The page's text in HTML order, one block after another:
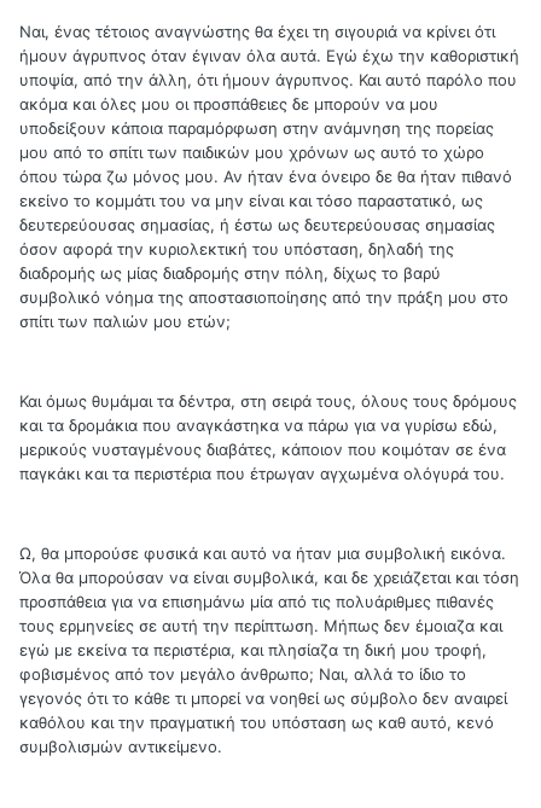
Ναι, ένας τέτοιος αναγνώστης θα έχει τη σιγουριά να κρίνει ότι
ήμουν άγρυπνος όταν έγιναν όλα αυτά. Εγώ έχω την καθοριστική
υποψία, από την άλλη, ότι ήμουν άγρυπνος. Και αυτό παρόλο που
ακόμα και όλες μου οι προσπάθειες δε μπορούν να μου
υποδείξουν κάποια παραμόρφωση στην ανάμνηση της πορείας
μου από το σπίτι των παιδικών μου χρόνων ως αυτό το χώρο
όπου τώρα ζω μόνος μου. Αν ήταν ένα όνειρο δε θα ήταν πιθανό
εκείνο το κομμάτι του να μην είναι και τόσο παραστατικό, ως
δευτερεύουσας σημασίας, ή έστω ως δευτερεύουσας σημασίας
όσον αφορά την κυριολεκτική του υπόσταση, δηλαδή της
διαδρομής ως μίας διαδρομής στην πόλη, δίχως το βαρύ
συμβολικό νόημα της αποστασιοποίησης από την πράξη μου στο
σπίτι των παλιών μου ετών;
Και όμως θυμάμαι τα δέντρα, στη σειρά τους, όλους τους δρόμους
και τα δρομάκια που αναγκάστηκα να πάρω για να γυρίσω εδώ,
μερικούς νυσταγμένους διαβάτες, κάποιον που κοιμόταν σε ένα
παγκάκι και τα περιστέρια που έτρωγαν αγχωμένα ολόγυρά του.
Ω, θα μπορούσε φυσικά και αυτό να ήταν μια συμβολική εικόνα.
Όλα θα μπορούσαν να είναι συμβολικά, και δε χρειάζεται και τόση
προσπάθεια για να επισημάνω μία από τις πολυάριθμες πιθανές
τους ερμηνείες σε αυτή την περίπτωση. Μήπως δεν έμοιαζα και
εγώ με εκείνα τα περιστέρια, και πλησίαζα τη δική μου τροφή,
φοβισμένος από τον μεγάλο άνθρωπο; Ναι, αλλά το ίδιο το
γεγονός ότι το κάθε τι μπορεί να νοηθεί ως σύμβολο δεν αναιρεί
καθόλου και την πραγματική του υπόσταση ως καθ αυτό, κενό
συμβολισμών αντικείμενο.